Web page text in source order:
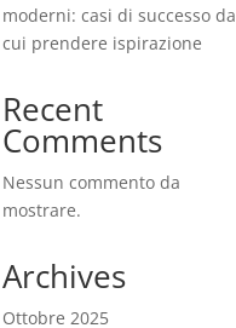
moderni: casi di successo da
cui prendere ispirazione
Recent
Comments
Nessun commento da
mostrare.
Archives
Ottobre 2025